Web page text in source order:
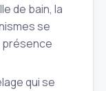
de bain, la
se
présence
qui se